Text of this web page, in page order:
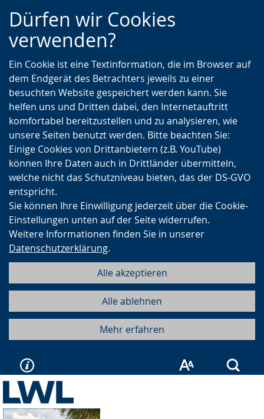
Zur
Hauptnavigation
Zur
Seitennavigation
Zum
Inhalt
Dürfen wir Cookies
verwenden?
Ein Cookie ist eine Textinformation, die im Browser auf
dem Endgerät des Betrachters jeweils zu einer
besuchten Website gespeichert werden kann. Sie
helfen uns und Dritten dabei, den Internetauftritt
komfortabel bereitzustellen und zu analysieren, wie
unsere Seiten benutzt werden. Bitte beachten Sie:
Einige Cookies von Drittanbietern (z.B. YouTube)
können Ihre Daten auch in Drittländer übermitteln,
welche nicht das Schutzniveau bieten, das der DS-GVO
entspricht.
Sie können Ihre Einwilligung jederzeit über die Cookie-
Einstellungen unten auf der Seite widerrufen.
Weitere Informationen finden Sie in unserer
Datenschutzerklärung.
Alle akzeptieren
Alle ablehnen
Mehr erfahren